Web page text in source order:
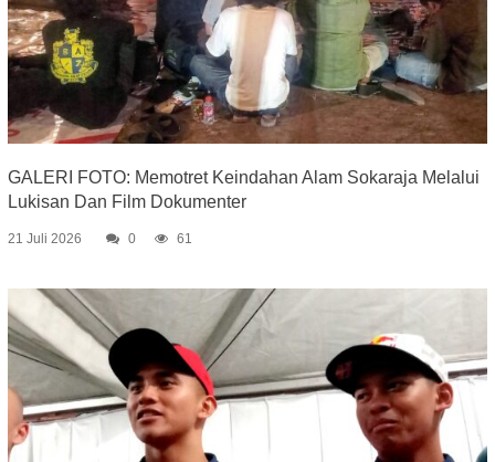
GALERI FOTO: Memotret Keindahan Alam Sokaraja Melalui
Lukisan Dan Film Dokumenter
21 Juli 2026 0 61